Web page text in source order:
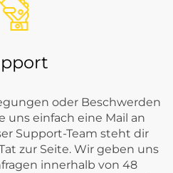
oder Beschwerden
uns einfach eine Mail an
Support-Team steht dir
zur Seite. Wir geben uns
innerhalb von 48